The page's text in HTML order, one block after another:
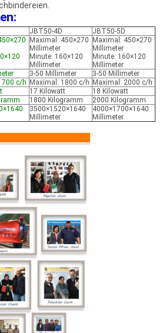
JBT50-4D
JBT50-5D
Maximal: 450×270
Millimeter
Minute: 160×120
Millimeter
Maximal: 450×270
Millimeter
Minute: 160×120
Millimeter
3-50 Millimeter
3-50 Millimeter
c/h Maximal: 1800 c/h Maximal: 2000 c/h
17 Kilowatt
18 Kilowatt
1800 Kilogramm
2000 Kilogramm
3500×1520×1640
Millimeter
4000×1700×1640
Millimeter